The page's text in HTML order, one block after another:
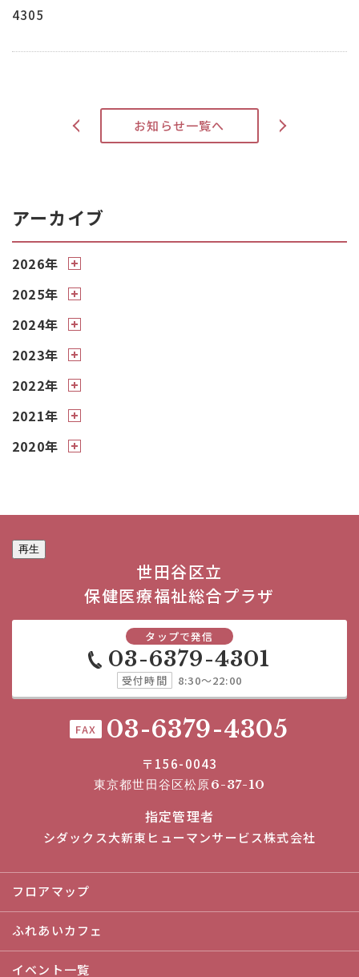
4305
< お知らせ一覧へ >
アーカイブ
2026年
2025年
2024年
2023年
2022年
2021年
2020年
再生
世田谷区立
保健医療福祉総合プラザ
タップで発信
03-6379-4301
受付時間 8:30～22:00
FAX 03-6379-4305
〒156-0043
東京都世田谷区松原6-37-10
指定管理者
シダックス大新東ヒューマンサービス株式会社
フロアマップ
ふれあいカフェ
イベント一覧